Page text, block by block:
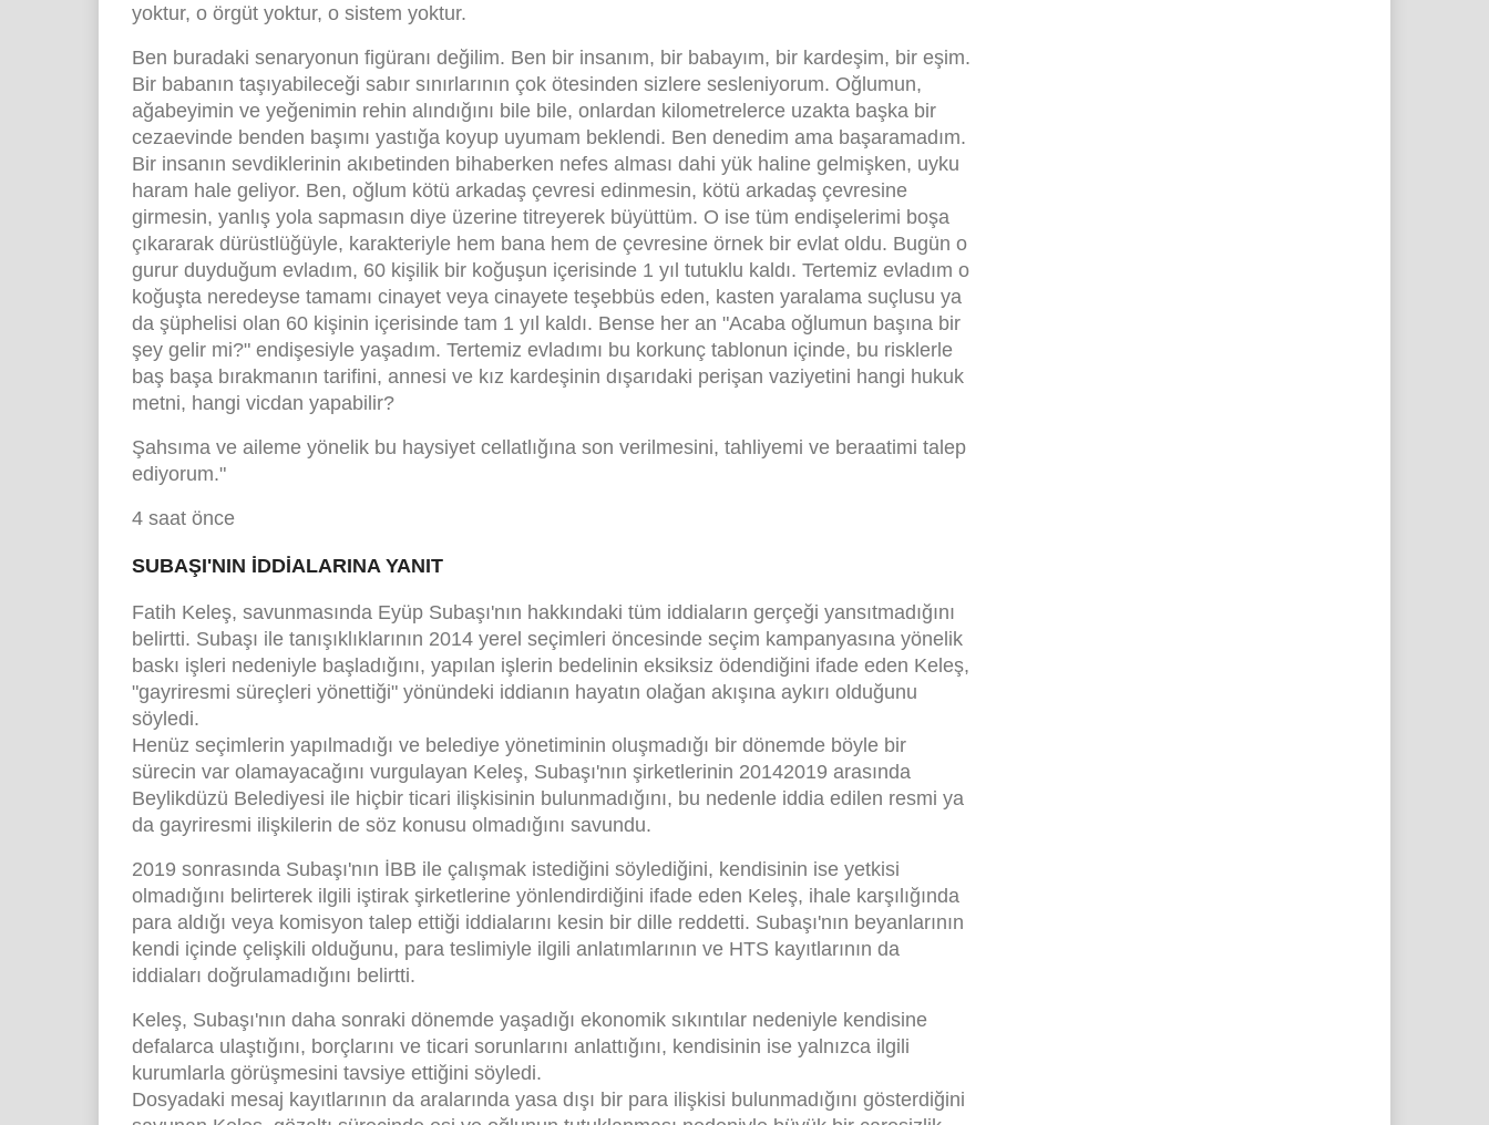
yoktur, o örgüt yoktur, o sistem yoktur.
Ben buradaki senaryonun figüranı değilim. Ben bir insanım, bir babayım, bir kardeşim, bir eşim.
Bir babanın taşıyabileceği sabır sınırlarının çok ötesinden sizlere sesleniyorum. Oğlumun,
ağabeyimin ve yeğenimin rehin alındığını bile bile, onlardan kilometrelerce uzakta başka bir
cezaevinde benden başımı yastığa koyup uyumam beklendi. Ben denedim ama başaramadım.
Bir insanın sevdiklerinin akıbetinden bihaberken nefes alması dahi yük haline gelmişken, uyku
haram hale geliyor. Ben, oğlum kötü arkadaş çevresi edinmesin, kötü arkadaş çevresine
girmesin, yanlış yola sapmasın diye üzerine titreyerek büyüttüm. O ise tüm endişelerimi boşa
çıkararak dürüstlüğüyle, karakteriyle hem bana hem de çevresine örnek bir evlat oldu. Bugün o
gurur duyduğum evladım, 60 kişilik bir koğuşun içerisinde 1 yıl tutuklu kaldı. Tertemiz evladım o
koğuşta neredeyse tamamı cinayet veya cinayete teşebbüs eden, kasten yaralama suçlusu ya
da şüphelisi olan 60 kişinin içerisinde tam 1 yıl kaldı. Bense her an "Acaba oğlumun başına bir
şey gelir mi?" endişesiyle yaşadım. Tertemiz evladımı bu korkunç tablonun içinde, bu risklerle
baş başa bırakmanın tarifini, annesi ve kız kardeşinin dışarıdaki perişan vaziyetini hangi hukuk
metni, hangi vicdan yapabilir?
Şahsıma ve aileme yönelik bu haysiyet cellatlığına son verilmesini, tahliyemi ve beraatimi talep
ediyorum."
4 saat önce
SUBAŞI'NIN İDDİALARINA YANIT
Fatih Keleş, savunmasında Eyüp Subaşı'nın hakkındaki tüm iddiaların gerçeği yansıtmadığını
belirtti. Subaşı ile tanışıklıklarının 2014 yerel seçimleri öncesinde seçim kampanyasına yönelik
baskı işleri nedeniyle başladığını, yapılan işlerin bedelinin eksiksiz ödendiğini ifade eden Keleş,
"gayriresmi süreçleri yönettiği" yönündeki iddianın hayatın olağan akışına aykırı olduğunu
söyledi.
Henüz seçimlerin yapılmadığı ve belediye yönetiminin oluşmadığı bir dönemde böyle bir
sürecin var olamayacağını vurgulayan Keleş, Subaşı'nın şirketlerinin 20142019 arasında
Beylikdüzü Belediyesi ile hiçbir ticari ilişkisinin bulunmadığını, bu nedenle iddia edilen resmi ya
da gayriresmi ilişkilerin de söz konusu olmadığını savundu.
2019 sonrasında Subaşı'nın İBB ile çalışmak istediğini söylediğini, kendisinin ise yetkisi
olmadığını belirterek ilgili iştirak şirketlerine yönlendirdiğini ifade eden Keleş, ihale karşılığında
para aldığı veya komisyon talep ettiği iddialarını kesin bir dille reddetti. Subaşı'nın beyanlarının
kendi içinde çelişkili olduğunu, para teslimiyle ilgili anlatımlarının ve HTS kayıtlarının da
iddiaları doğrulamadığını belirtti.
Keleş, Subaşı'nın daha sonraki dönemde yaşadığı ekonomik sıkıntılar nedeniyle kendisine
defalarca ulaştığını, borçlarını ve ticari sorunlarını anlattığını, kendisinin ise yalnızca ilgili
kurumlarla görüşmesini tavsiye ettiğini söyledi.
Dosyadaki mesaj kayıtlarının da aralarında yasa dışı bir para ilişkisi bulunmadığını gösterdiğini